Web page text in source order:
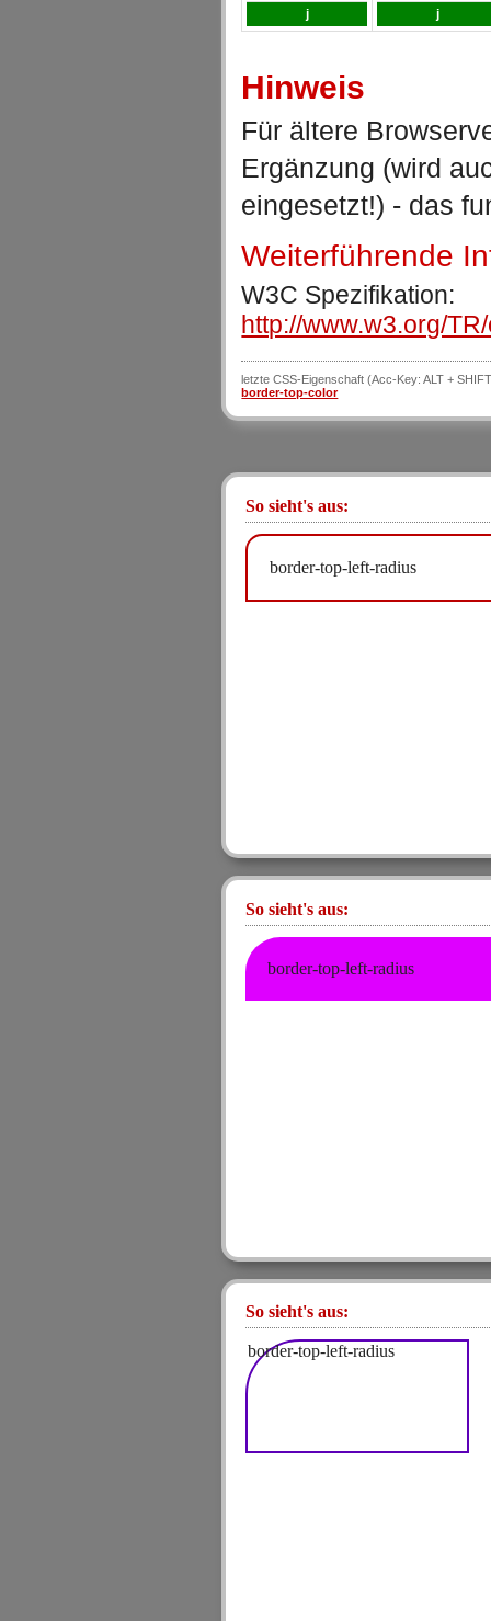
j
j
Hinweis
Für ältere
Ergänzung (wird
eingesetzt!) - das
Weiterführende
W3C Spezifikation:
http://www.w3.org/
letzte CSS-Eigenschaft (Acc-Key: ALT +
border-top-color
So sieht's aus:
border-top-left-radius
So sieht's aus:
border-top-left-radius
So sieht's aus:
border-top-left-radius